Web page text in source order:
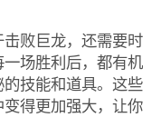
败巨龙，还需要时
场胜利后，都有机
技能和道具。这些
得更加强大，让你